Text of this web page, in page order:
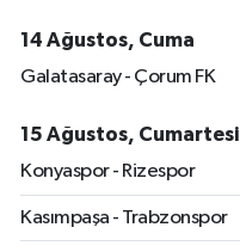
14 Ağustos, Cuma
Galatasaray - Çorum FK
15 Ağustos, Cumartesi
Konyaspor - Rizespor
Kasımpaşa - Trabzonspor